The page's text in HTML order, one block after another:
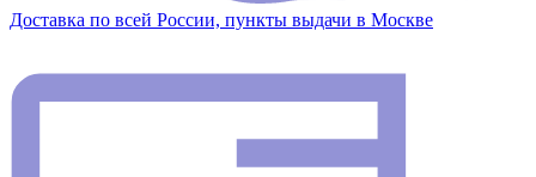
Доставка по всей России, пункты выдачи в Москве